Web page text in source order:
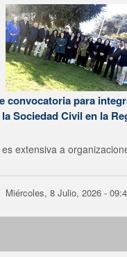
convocatoria para
Sociedad Civil en la
extensiva a
Miércoles, 8 Julio, 2026 -